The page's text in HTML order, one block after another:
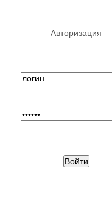
Авторизация